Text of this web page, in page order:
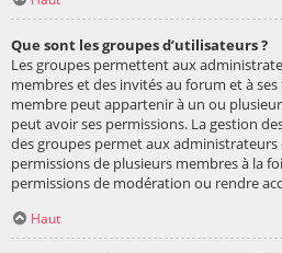
Que sont les groupes d’utilisateurs ?
Les groupes permettent aux
membres et des invités au forum et à
membre peut appartenir à un ou
peut avoir ses permissions. La gestion
des groupes permet aux
permissions de plusieurs membres à la
permissions de modération ou rendre
Haut